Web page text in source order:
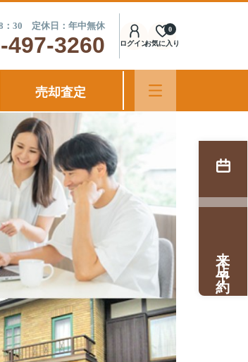
：30 定休日：年中無休
497-3260 ログインお気に入り
0
売却査定
来店予約